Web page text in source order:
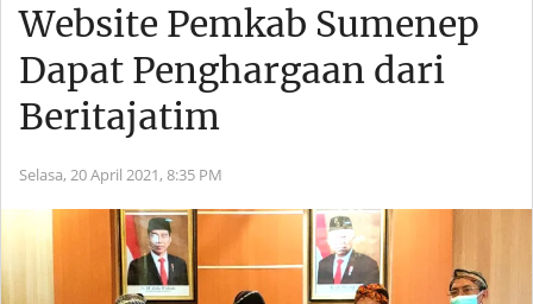
Website Pemkab Sumenep
Dapat Penghargaan dari
Beritajatim
Selasa, 20 April 2021, 8:35 PM